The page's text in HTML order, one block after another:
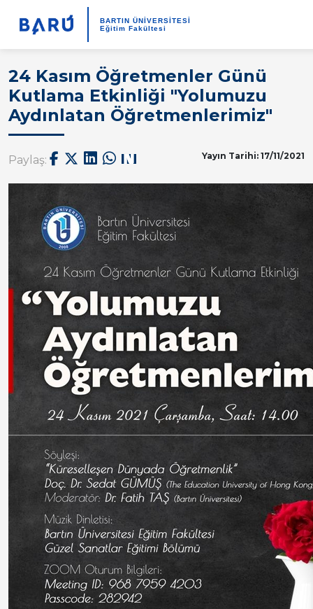
BARTIN ÜNİVERSİTESİ
Eğitim Fakültesi
24 Kasım Öğretmenler Günü
Kutlama Etkinliği "Yolumuzu
Aydınlatan Öğretmenlerimiz"
Paylaş: Yayın Tarihi: 17/11/2021